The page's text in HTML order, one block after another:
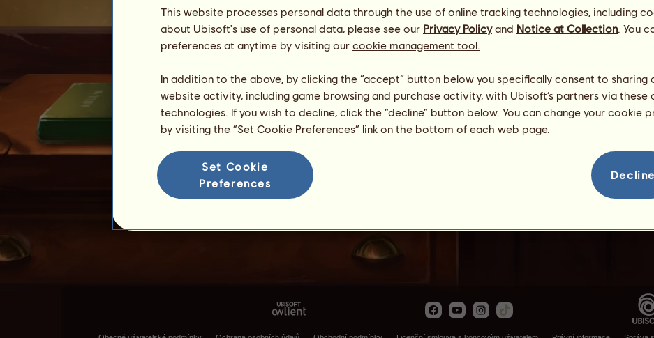
Modrásek
This website processes personal data through the use of online tracking technologies, including
about Ubisoft's use of personal data, please see our Privacy Policyand Notice at Collection. You
preferences at anytime by visiting our cookie management tool.
In addition to the above, by clicking the “accept” button below you specifically consent to sharing
website activity, including game browsing and purchase activity, with Ubisoft’s partners via these
technologies. If you wish to decline, click the “decline” button below. You can change your cookie
by visiting the “Set Cookie Preferences” link on the bottom of each web page.
Set Cookie
Preferences
Decline